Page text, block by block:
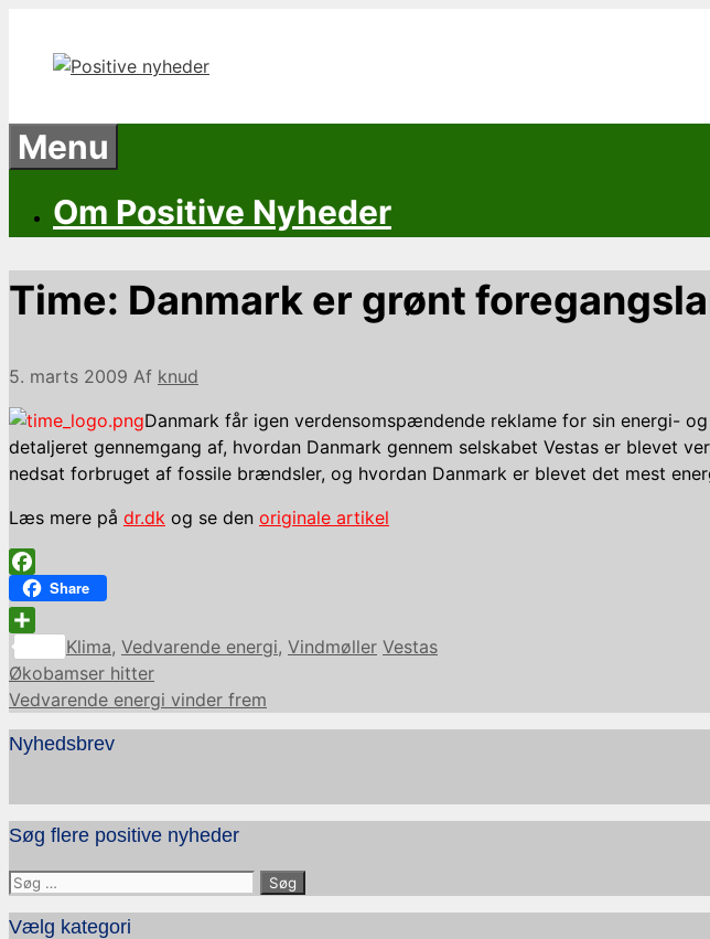
indhold
Menu
Om Positive Nyheder
Time: Danmark er grønt
5. marts 2009 Af knud
Danmark får igen verdensomspændende reklame for sin energi-
detaljeret gennemgang af, hvordan Danmark gennem selskabet Vestas er blevet
nedsat forbruget af fossile brændsler, og hvordan Danmark er blevet det mest
Læs mere på dr.dk og se den originale artikel
Facebook
Share
Share
Kategorier
Klima, Vedvarende energi, Vindmøller Tags
Vestas
Økobamser hitter
Vedvarende energi vinder frem
Nyhedsbrev
Søg flere positive nyheder
Søg
efter:
Vælg kategori